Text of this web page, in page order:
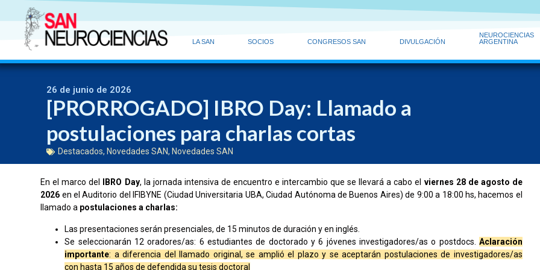
LA SAN SOCIOS CONGRESOS SAN DIVULGACIÓN
NEUROCIENCIAS
ARGENTINA
26 de junio de 2026
[PRORROGADO] IBRO Day: Llamado a
postulaciones para charlas cortas
Destacados, Novedades SAN, Novedades SAN
En el marco del IBRO Day, la jornada intensiva de encuentro e intercambio que se llevará a cabo el viernes 28 de agosto de
2026 en el Auditorio del IFIBYNE (Ciudad Universitaria UBA, Ciudad Autónoma de Buenos Aires) de 9:00 a 18:00 hs, hacemos el
llamado a postulaciones a charlas:
Las presentaciones serán presenciales, de 15 minutos de duración y en inglés.
Se seleccionarán 12 oradores/as: 6 estudiantes de doctorado y 6 jóvenes investigadores/as o postdocs. Aclaración
importante: a diferencia del llamado original, se amplió el plazo y se aceptarán postulaciones de investigadores/as
con hasta 15 años de defendida su tesis doctoral